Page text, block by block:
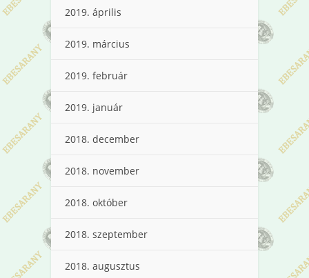
2019. április
2019. március
2019. február
2019. január
2018. december
2018. november
2018. október
2018. szeptember
2018. augusztus